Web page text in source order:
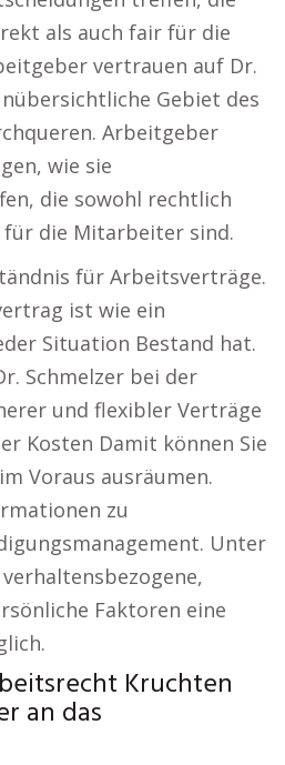
als auch fair für die
vertrauen auf Dr.
Gebiet des
Arbeitgeber
wie sie
die sowohl rechtlich
die Mitarbeiter sind.
für Arbeitsverträge.
ist wie ein
Situation Bestand hat.
Schmelzer bei der
und flexibler Verträge
Kosten Damit können Sie
Voraus ausräumen.
zu
Unter
Faktoren eine
Kruchten
an das